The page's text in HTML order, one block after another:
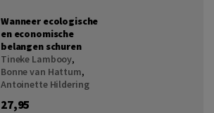
Wanneer ecologische
en economische
belangen schuren
Tineke Lambooy,
Bonne van Hattum,
Antoinette Hildering
27,95